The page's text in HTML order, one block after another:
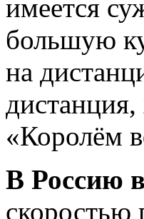
имеется
большую
на
«Королём
В Россию
скоростью